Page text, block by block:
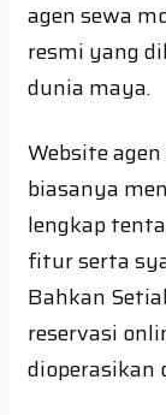
agen sewa
resmi yang
dunia maya.
Website
biasanya
lengkap
fitur serta
Bahkan
reservasi
dioperasikan